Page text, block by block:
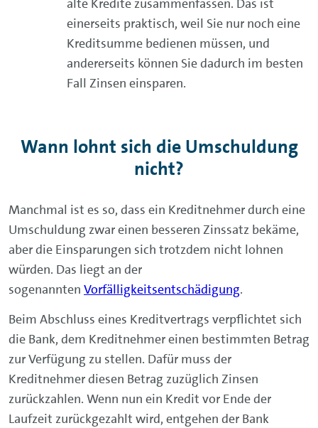
alte Kredite zusammenfassen. Das ist
einerseits praktisch, weil Sie nur noch eine
Kreditsumme bedienen müssen, und
andererseits können Sie dadurch im besten
Fall Zinsen einsparen.
Wann lohnt sich die Umschuldung
nicht?
Manchmal ist es so, dass ein Kreditnehmer durch eine
Umschuldung zwar einen besseren Zinssatz bekäme,
aber die Einsparungen sich trotzdem nicht lohnen
würden. Das liegt an der
sogenannten Vorfälligkeitsentschädigung.
Beim Abschluss eines Kreditvertrags verpflichtet sich
die Bank, dem Kreditnehmer einen bestimmten Betrag
zur Verfügung zu stellen. Dafür muss der
Kreditnehmer diesen Betrag zuzüglich Zinsen
zurückzahlen. Wenn nun ein Kredit vor Ende der
Laufzeit zurückgezahlt wird, entgehen der Bank